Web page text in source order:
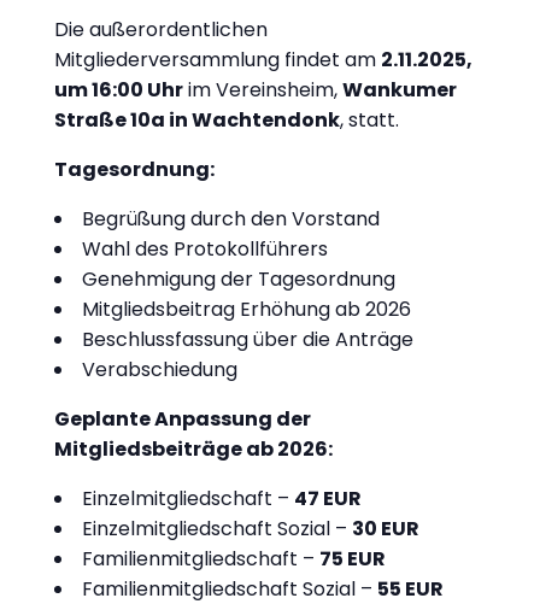
Die außerordentlichen
Mitgliederversammlung findet am 2.11.2025,
um 16:00 Uhrim Vereinsheim,Wankumer
Straße 10a in Wachtendonk, statt.
Tagesordnung:
Begrüßung durch den Vorstand
Wahl des Protokollführers
Genehmigung der Tagesordnung
Mitgliedsbeitrag Erhöhung ab 2026
Beschlussfassung über die Anträge
Verabschiedung
Geplante Anpassung der
Mitgliedsbeiträge ab 2026:
Einzelmitgliedschaft – 47 EUR
Einzelmitgliedschaft Sozial – 30 EUR
Familienmitgliedschaft – 75 EUR
Familienmitgliedschaft Sozial – 55 EUR